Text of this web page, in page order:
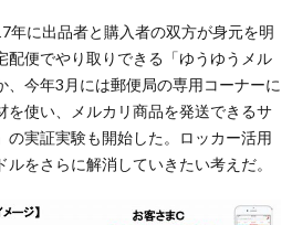
年に出品者と購入者の双方が身元を明
配便でやり取りできる「ゆうゆうメル
、今年3月には郵便局の専用コーナーに
を使い、メルカリ商品を発送できるサ
の実証実験も開始した。ロッカー活用
をさらに解消していきたい考えだ。